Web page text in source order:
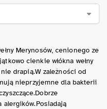
Merynosów, cenionego ze
cienkie włókna wełny
drapią.W zależności od
nieprzyjemne dla bakterii
alergików.Posiadają